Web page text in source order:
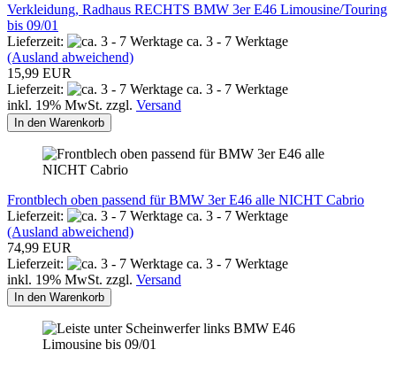
Verkleidung, Radhaus RECHTS BMW 3er E46 Limousine/Touring
bis 09/01
Lieferzeit:
ca. 3 - 7 Werktage
(Ausland abweichend)
15,99 EUR
Lieferzeit:
ca. 3 - 7 Werktage
inkl. 19% MwSt. zzgl. Versand
In den Warenkorb
Frontblech oben passend für BMW 3er E46 alle NICHT Cabrio
Lieferzeit:
ca. 3 - 7 Werktage
(Ausland abweichend)
74,99 EUR
Lieferzeit:
ca. 3 - 7 Werktage
inkl. 19% MwSt. zzgl. Versand
In den Warenkorb